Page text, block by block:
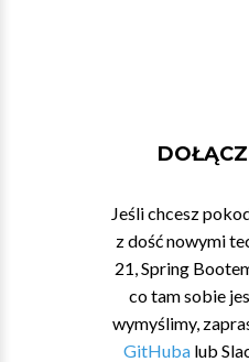
Jeśli chcesz
z dość nowymi
21, Spring
co tam sobie
wymyślimy,
GitHubalub